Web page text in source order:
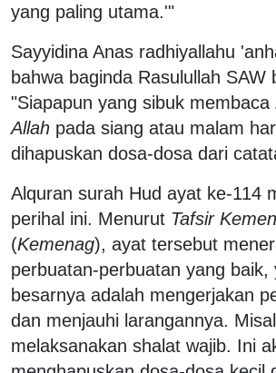
yang paling utama.'"
Sayyidina Anas radhiyallahu
bahwa baginda Rasulullah SAW
"Siapapun yang sibuk membaca
Allah pada siang atau malam
dihapuskan dosa-dosa dari
Alquran surah Hud ayat ke-114
perihal ini. Menurut Tafsir
(Kemenag), ayat tersebut
perbuatan-perbuatan yang baik,
besarnya adalah mengerjakan
dan menjauhi larangannya.
melaksanakan shalat wajib. Ini